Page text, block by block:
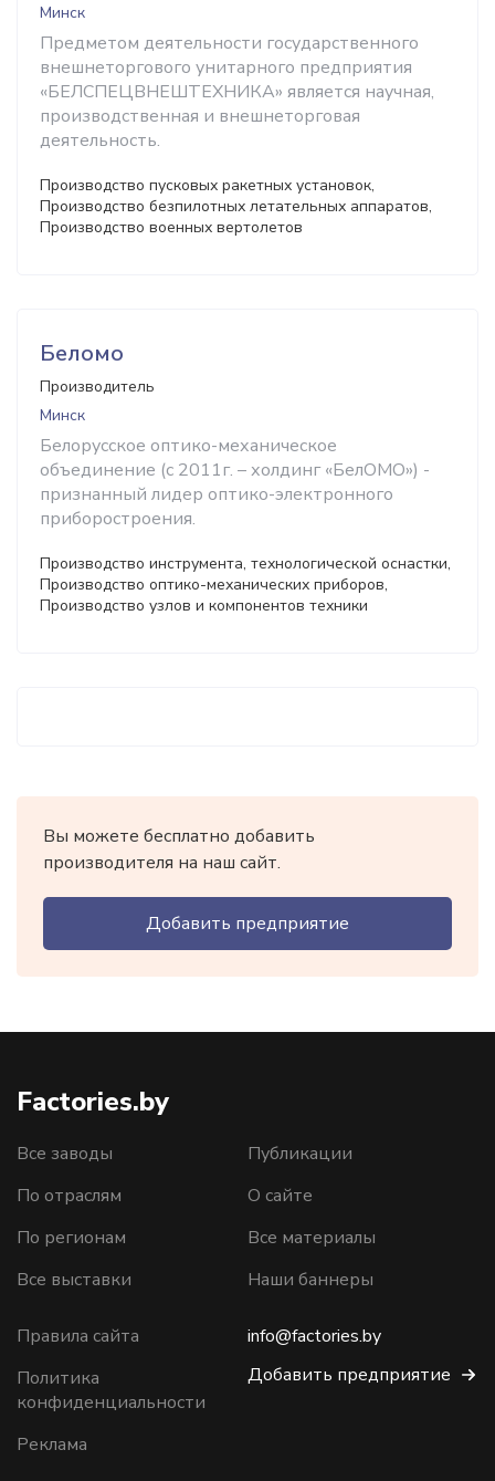
Минск
Предметом деятельности государственного
внешнеторгового унитарного предприятия
«БЕЛСПЕЦВНЕШТЕХНИКА» является научная,
производственная и внешнеторговая
деятельность.
Производство пусковых ракетных установок,
Производство безпилотных летательных аппаратов,
Производство военных вертолетов
Беломо
Производитель
Минск
Белорусское оптико-механическое
объединение (с 2011г. – холдинг «БелОМО») -
признанный лидер оптико-электронного
приборостроения.
Производство инструмента, технологической оснастки,
Производство оптико-механических приборов,
Производство узлов и компонентов техники
Вы можете бесплатно добавить
производителя на наш сайт.
Добавить предприятие
Factories.by
Все заводы
По отраслям
По регионам
Все выставки
Публикации
О сайте
Все материалы
Наши баннеры
Правила сайта
Политика
конфиденциальности
Реклама
info@factories.by
Добавить предприятие